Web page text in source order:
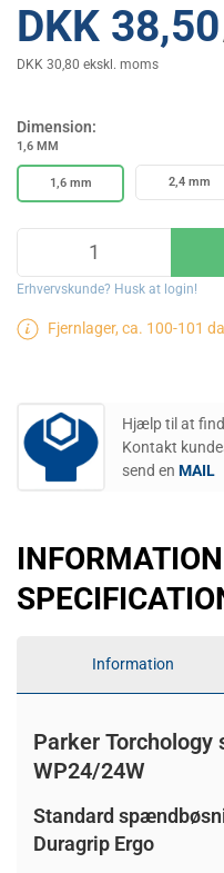
DKK 38,50
DKK 30,80 ekskl. moms
Dimension:
1,6 MM
1,6 mm 2,4 mm
Erhvervskunde? Husk at login!
Fjernlager, ca. 100-101
Hjælp til at
Kontakt
send en MAIL
Information
Parker
WP24/24W
Standard
Duragrip Ergo